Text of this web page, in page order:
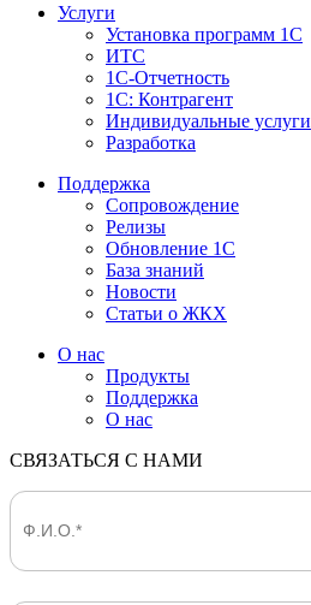
Услуги
Установка программ 1С
ИТС
1С-Отчетность
1С: Контрагент
Индивидуальные услуги
Разработка
Поддержка
Сопровождение
Релизы
Обновление 1С
База знаний
Новости
Статьи о ЖКХ
О нас
Продукты
Поддержка
О нас
СВЯЗАТЬСЯ С НАМИ